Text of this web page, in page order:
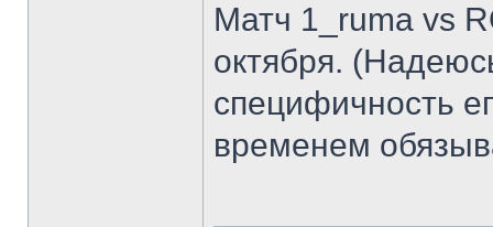
Матч 1_ruma vs
октября.
специфичность
временем